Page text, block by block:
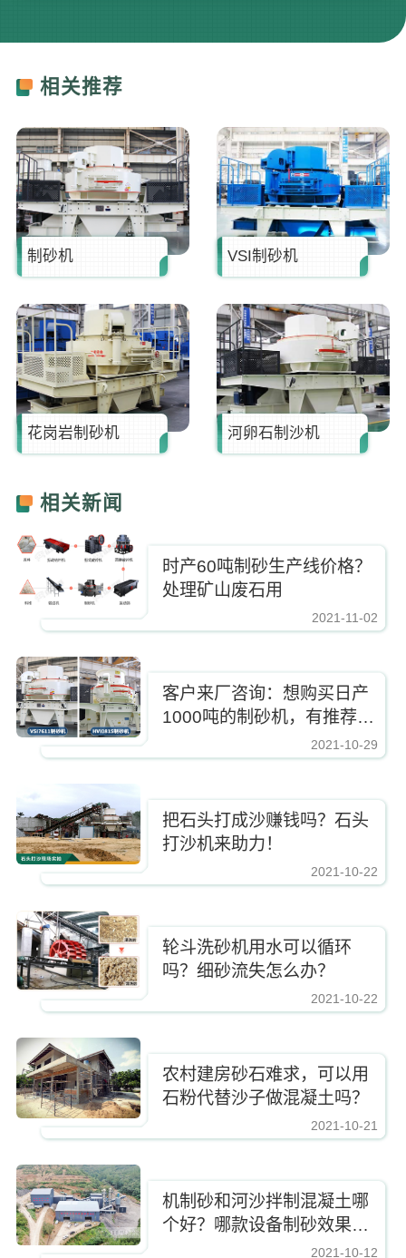
罗** 187****0007 21分钟前
李* 138****2562 25分钟前
相关推荐
制砂机 VSI制砂机
花岗岩制砂机 河卵石制沙机
相关新闻
https://www.zhishaji.cn/Upload/Editor/image/20211102150910_24671.jpg,
时产60吨制砂生产线价格？
处理矿山废石用
2021-11-02
https://www.zhishaji.cn/Upload/Editor/image/
客户来厂咨询：想购买日产
1000吨的制砂机，有推荐的
2021-10-29
https://www.zhishaji.cn/Upload/Editor/image/
把石头打成沙赚钱吗？石头
打沙机来助力！
2021-10-22
https://www.zhishaji.cn/Upload/Editor/image/
轮斗洗砂机用水可以循环
吗？细砂流失怎么办？
2021-10-22
https://www.zhishaji.cn/Upload/Editor/image/
农村建房砂石难求，可以用
石粉代替沙子做混凝土吗？
2021-10-21
https://www.zhishaji.cn/Upload/Editor/image/
机制砂和河沙拌制混凝土哪
个好？哪款设备制砂效果
2021-10-12